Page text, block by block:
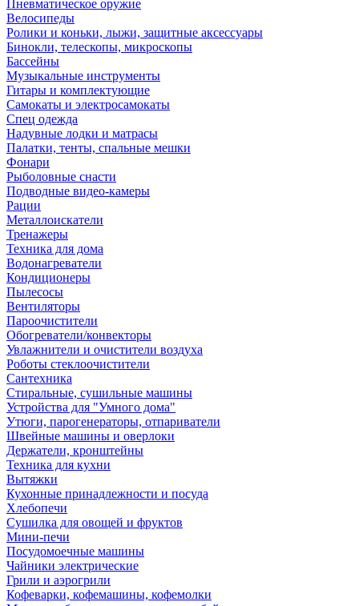
Пневматическое оружие
Велосипеды
Ролики и коньки, лыжи, защитные аксессуары
Бинокли, телескопы, микроскопы
Бассейны
Музыкальные инструменты
Гитары и комплектующие
Самокаты и электросамокаты
Спец одежда
Надувные лодки и матрасы
Палатки, тенты, спальные мешки
Фонари
Рыболовные снасти
Подводные видео-камеры
Рации
Металлоискатели
Тренажеры
Техника для дома
Водонагреватели
Кондиционеры
Пылесосы
Вентиляторы
Пароочистители
Обогреватели/конвекторы
Увлажнители и очистители воздуха
Роботы стеклоочистители
Сантехника
Стиральные, сушильные машины
Устройства для "Умного дома"
Утюги, парогенераторы, отпариватели
Швейные машины и оверлоки
Держатели, кронштейны
Техника для кухни
Вытяжки
Кухонные принадлежности и посуда
Хлебопечи
Сушилка для овощей и фруктов
Мини-печи
Посудомоечные машины
Чайники электрические
Грили и аэрогрили
Кофеварки, кофемашины, кофемолки